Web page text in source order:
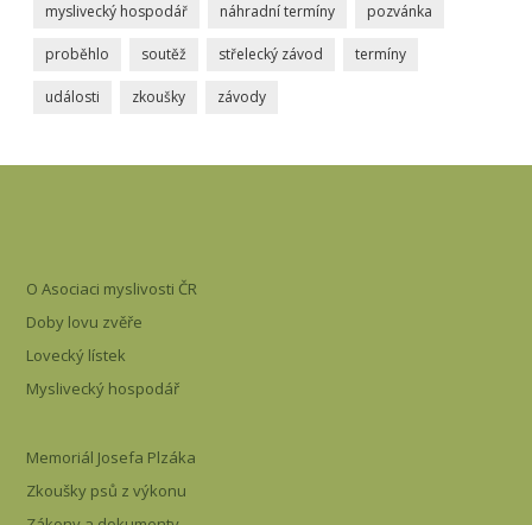
myslivecký hospodář náhradní termíny pozvánka
proběhlo soutěž střelecký závod termíny
události zkoušky závody
O Asociaci myslivosti ČR
Doby lovu zvěře
Lovecký lístek
Myslivecký hospodář
Memoriál Josefa Plzáka
Zkoušky psů z výkonu